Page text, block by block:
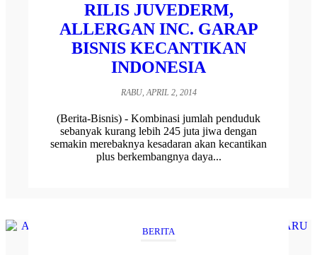
RILIS JUVEDERM,
ALLERGAN INC. GARAP
BISNIS KECANTIKAN
INDONESIA
RABU, APRIL 2, 2014
(Berita-Bisnis) - Kombinasi jumlah penduduk
sebanyak kurang lebih 245 juta jiwa dengan
semakin merebaknya kesadaran akan kecantikan
plus berkembangnya daya...
BERITA